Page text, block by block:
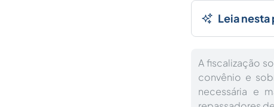
Leia nesta
A fiscalização
convênio e
necessária e